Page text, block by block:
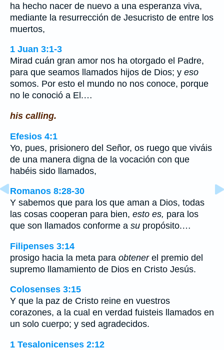
ha hecho nacer de nuevo a una esperanza viva,
mediante la resurrección de Jesucristo de entre los
muertos,
1 Juan 3:1-3
Mirad cuán gran amor nos ha otorgado el Padre,
para que seamos llamados hijos de Dios; y eso
somos. Por esto el mundo no nos conoce, porque
no le conoció a El.…
his calling.
Efesios 4:1
Yo, pues, prisionero del Señor, os ruego que viváis
de una manera digna de la vocación con que
habéis sido llamados,
Romanos 8:28-30
Y sabemos que para los que aman a Dios, todas
las cosas cooperan para bien, esto es, para los
que son llamados conforme a su propósito.…
Filipenses 3:14
prosigo hacia la meta para obtenerel premio del
supremo llamamiento de Dios en Cristo Jesús.
Colosenses 3:15
Y que la paz de Cristo reine en vuestros
corazones, a la cual en verdad fuisteis llamados en
un solo cuerpo; y sed agradecidos.
1 Tesalonicenses 2:12